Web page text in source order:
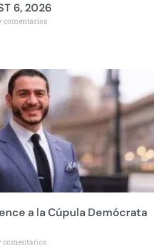
6, 2026
comentarios
a la Cúpula Demócrata
comentarios